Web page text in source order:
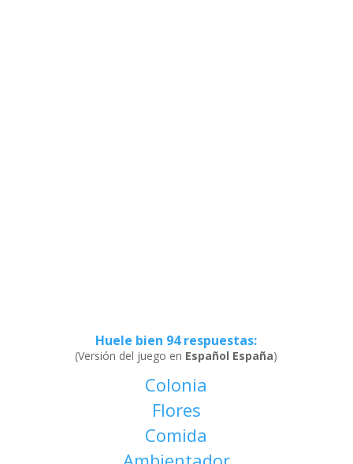
Huele bien 94 respuestas:
(Versión del juego en Español España)
Colonia
Flores
Comida